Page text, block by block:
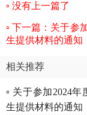
没有上一篇了
下一篇：关于参
生提供材料的通知
相关推荐
▫ 关于参加2024
生提供材料的通知